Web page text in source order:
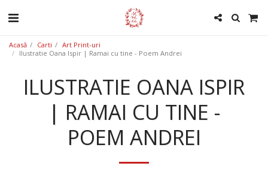
Acasă Carti
Art Print-uri
Ilustratie Oana Ispir | Ramai cu tine - Poem Andrei
ILUSTRATIE OANA ISPIR
| RAMAI CU TINE -
POEM ANDREI